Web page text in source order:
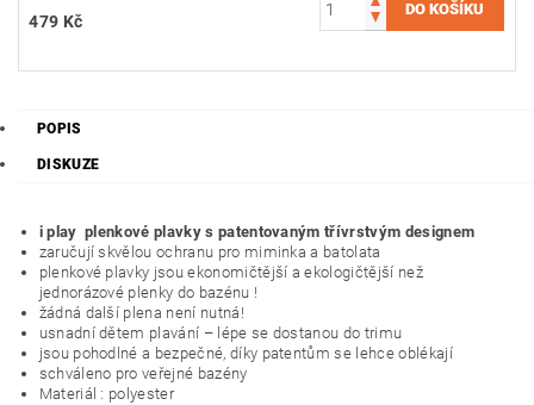
479 Kč
POPIS
DISKUZE
i play plenkové plavky s patentovaným třívrstvým designem
zaručují skvělou ochranu pro miminka a batolata
plenkové plavky jsou ekonomičtější a ekologičtější než
jednorázové plenky do bazénu !
žádná další plena není nutná!
usnadní dětem plavání – lépe se dostanou do trimu
jsou pohodlné a bezpečné, díky patentům se lehce oblékají
schváleno pro veřejné bazény
Materiál : polyester